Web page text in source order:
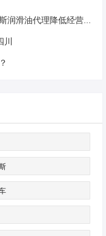
滑油代理降低经营门槛